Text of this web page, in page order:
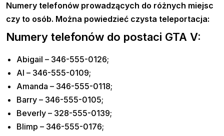
Numery telefonów prowadzących do różnych miejsc
czy to osób. Można powiedzieć czysta teleportacja:
Numery telefonów do postaci GTA V:
Abigail – 346-555-0126;
Al – 346-555-0109;
Amanda – 346-555-0118;
Barry – 346-555-0105;
Beverly – 328-555-0139;
Blimp – 346-555-0176;